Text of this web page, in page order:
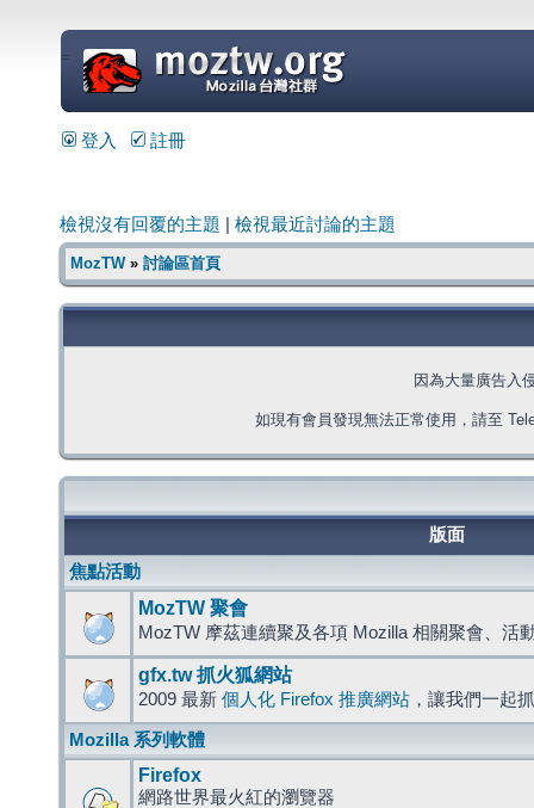
=
登入 註冊
檢視沒有回覆的主題 檢視最近討論的主題
MozTW» 討論區首頁
因為大量廣告入
如現有會員發現無法正常使用，請至
版面
焦點活動
MozTW 聚會
MozTW 摩茲連續聚及各項 Mozilla 相關聚會、活
gfx.tw 抓火狐網站
2009 最新 個人化 Firefox 推廣網站 ，讓我們一起
Mozilla 系列軟體
Firefox
網路世界最火紅的瀏覽器